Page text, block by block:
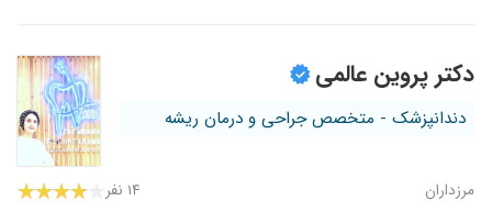
دکتر پروین عالمی
دندانپزشک - متخصص جراحی و درمان ریشه
مرزداران ۱۴ نفر